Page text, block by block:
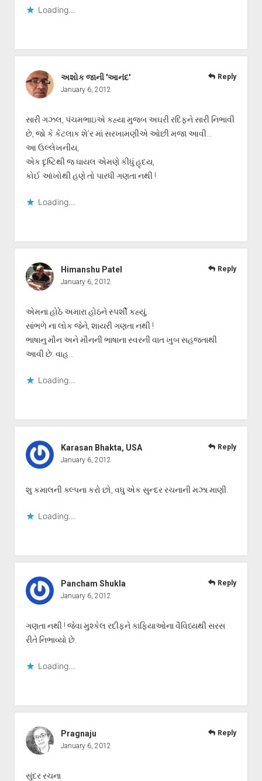
Loading...
અશોક જાની 'આનંદ'
January 6, 2012
સારી ગઝલ, પંચમભાઇએ કહ્યા મુજબ અઘરી રદિફને સારી નિભાવી
છે, જો કે કેટલાક શે’ર માં સરખામણીએ ઓછી મજા આવી…
આ ઉલ્લેખનીય,
એક દૃષ્ટિથી જ ઘાયલ એમણે કીધું હૃદય,
કોઈ આંખોથી હણે તો પારધી ગણતા નથી !
Loading...
Reply
Himanshu Patel
January 6, 2012
એમના હોઠે અમારા હોઠને સ્પર્શી કહ્યું,
સાંભળે ના લોક જેને, શાયરી ગણતા નથી !
ભાષાનુ મૌન અને મૌનની ભાષાના સ્વરની વાત ખુબ સહજતાથી
આવી છે. વાહ…
Loading...
Reply
Karasan Bhakta, USA
January 6, 2012
શુ કમાલની ક્લ્પના કરો છો, વધુ એક સુન્દર રચનાની મઝા માણી.
Loading...
Reply
Pancham Shukla
January 6, 2012
ગણતા નથી ! જેવા મુશ્કેલ રદીફને કાફિયાઓના વૈવિધ્યથી સરસ
રીતે નિભાવ્યો છે.
Loading...
Reply
Pragnaju
January 6, 2012
સુંદર રચના
Reply